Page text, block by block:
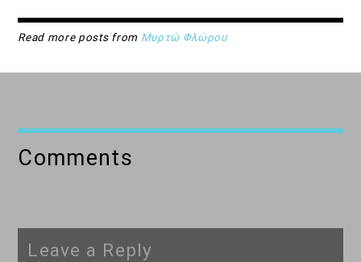
Read more posts from Μυρτώ Φλώρου
Comments
Leave a Reply